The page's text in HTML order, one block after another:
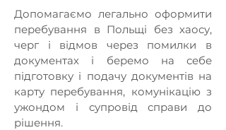
Допомагаємо легально оформити
перебування в Польщі без хаосу,
черг і відмов через помилки в
документах і беремо на себе
підготовку і подачу документів на
карту перебування, комунікацію з
ужондом і супровід справи до
рішення.